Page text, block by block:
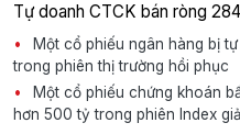
Tự doanh CTCK bán ròng
Một cổ phiếu ngân hàng bị
trong phiên thị trường hồi phục
Một cổ phiếu chứng khoán
hơn 500 tỷ trong phiên Index